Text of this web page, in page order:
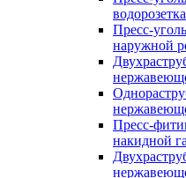
Пресс-
наружной
Пресс-
накидной